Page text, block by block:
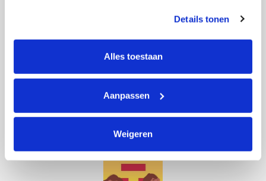
tonen. Je kunt je toestemming op elk moment wijzigen of
intrekken via Cookie instellingen onderaan de pagina. De
lijst met cookies is te vinden in het tabblad “details”.
Details tonen
Alles toestaan
Aanpassen
Weigeren
Thorbecke rent voor KWF
van Groep los5
Opgehaald:
€2.062